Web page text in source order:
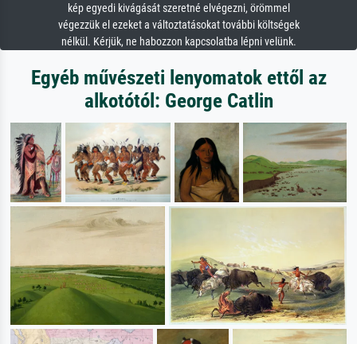
kép egyedi kivágását szeretné elvégezni, örömmel
végezzük el ezeket a változtatásokat további költségek
nélkül. Kérjük, ne habozzon kapcsolatba lépni velünk.
Egyéb művészeti lenyomatok ettől az
alkotótól: George Catlin